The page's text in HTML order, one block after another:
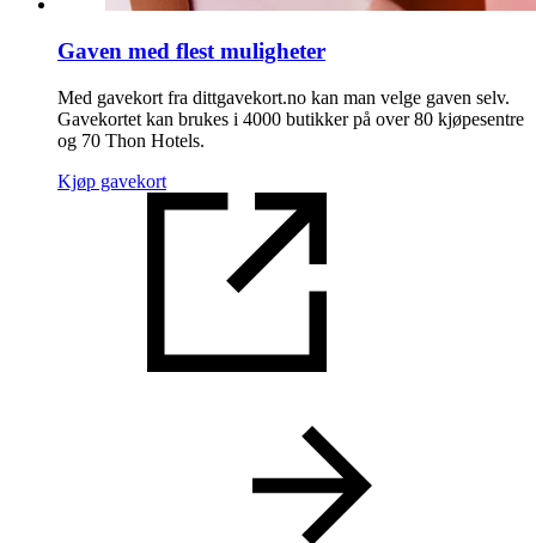
Gaven med flest muligheter
Med gavekort fra dittgavekort.no kan man velge gaven selv.
Gavekortet kan brukes i 4000 butikker på over 80 kjøpesentre
og 70 Thon Hotels.
Kjøp gavekort